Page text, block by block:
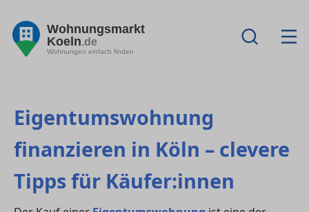
Wohnungsmarkt
Koeln.de
Wohnungen einfach finden
Eigentumswohnung
finanzieren in Köln – clevere
Tipps für Käufer:innen